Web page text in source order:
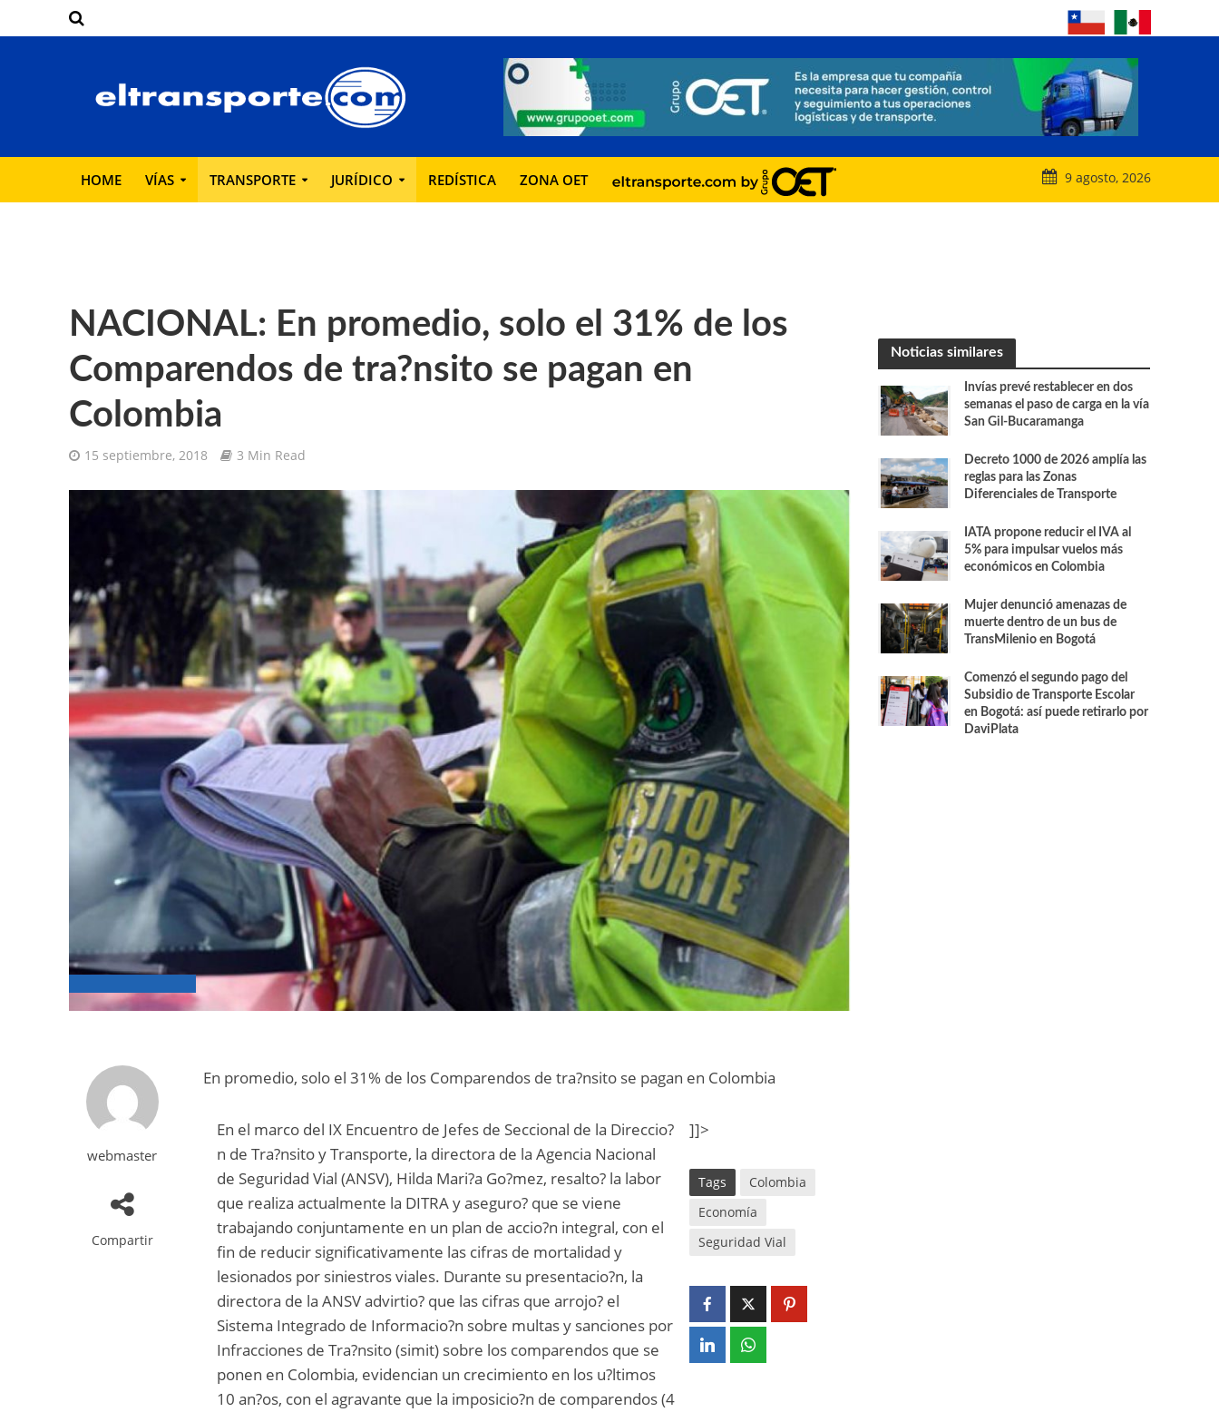
HOME VÍAS TRANSPORTE JURÍDICO REDÍSTICA ZONA OET 9 agosto, 2026
NACIONAL: En promedio, solo el 31% de los
Comparendos de tra?nsito se pagan en
Colombia
15 septiembre, 2018 3 Min Read
webmaster
Compartir
En promedio, solo el 31% de los Comparendos de tra?nsito se pagan en Colombia
En el marco del IX Encuentro de Jefes de Seccional de la Direccio?
n de Tra?nsito y Transporte, la directora de la Agencia Nacional
de Seguridad Vial (ANSV), Hilda Mari?a Go?mez, resalto? la labor
que realiza actualmente la DITRA y aseguro? que se viene
trabajando conjuntamente en un plan de accio?n integral, con el
fin de reducir significativamente las cifras de mortalidad y
lesionados por siniestros viales. Durante su presentacio?n, la
directora de la ANSV advirtio? que las cifras que arrojo? el
Sistema Integrado de Informacio?n sobre multas y sanciones por
Infracciones de Tra?nsito (simit) sobre los comparendos que se
ponen en Colombia, evidencian un crecimiento en los u?ltimos
10 an?os, con el agravante que la imposicio?n de comparendos (4
]]>
Tags
Colombia
Economía
Seguridad Vial
Noticias similares
Invías prevé restablecer en dos
semanas el paso de carga en la vía
San Gil-Bucaramanga
Decreto 1000 de 2026 amplía las
reglas para las Zonas
Diferenciales de Transporte
IATA propone reducir el IVA al
5% para impulsar vuelos más
económicos en Colombia
Mujer denunció amenazas de
muerte dentro de un bus de
TransMilenio en Bogotá
Comenzó el segundo pago del
Subsidio de Transporte Escolar
en Bogotá: así puede retirarlo por
DaviPlata